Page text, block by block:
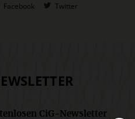
Facebook Twitter
CiG-Newsletter